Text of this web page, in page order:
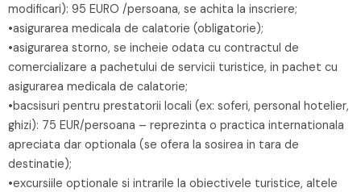
modificari): 95 EURO /persoana, se achita la inscriere;
•asigurarea medicala de calatorie (obligatorie);
•asigurarea storno, se incheie odata cu contractul de
comercializare a pachetului de servicii turistice, in pachet cu
asigurarea medicala de calatorie;
•bacsisuri pentru prestatorii locali (ex: soferi, personal hotelier,
ghizi): 75 EUR/persoana – reprezinta o practica internationala
apreciata dar optionala (se ofera la sosirea in tara de
destinatie);
•excursiile optionale si intrarile la obiectivele turistice, altele